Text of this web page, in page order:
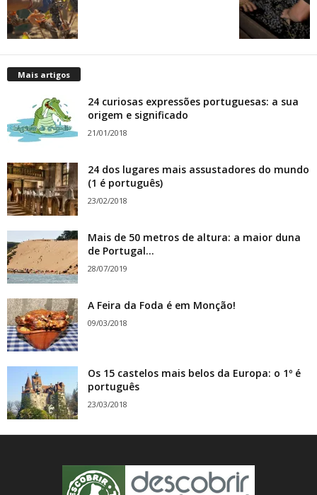
Mais artigos
24 curiosas expressões portuguesas: a sua
origem e significado
21/01/2018
24 dos lugares mais assustadores do mundo
(1 é português)
23/02/2018
Mais de 50 metros de altura: a maior duna
de Portugal...
28/07/2019
A Feira da Foda é em Monção!
09/03/2018
Os 15 castelos mais belos da Europa: o 1º é
português
23/03/2018